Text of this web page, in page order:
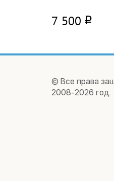
7 500 p
© Все права
2008-2026 год.